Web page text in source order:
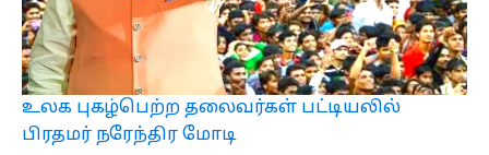
உலக புகழ்பெற்ற தலைவர்கள் பட்டியலில்
பிரதமர் நரேந்திர மோடி